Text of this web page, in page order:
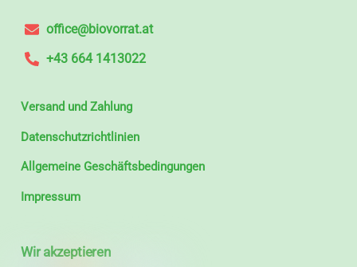
office@biovorrat.at
+43 664 1413022
Versand und Zahlung
Datenschutzrichtlinien
Allgemeine Geschäftsbedingungen
Impressum
Wir akzeptieren